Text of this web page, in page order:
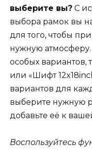
выберите вы? С
выбора рамок вы
для того, чтобы
нужную
особых вариантов,
или «Шифт
вариантов для
выберите нужную
добавьте её к
Воспользуйтесь